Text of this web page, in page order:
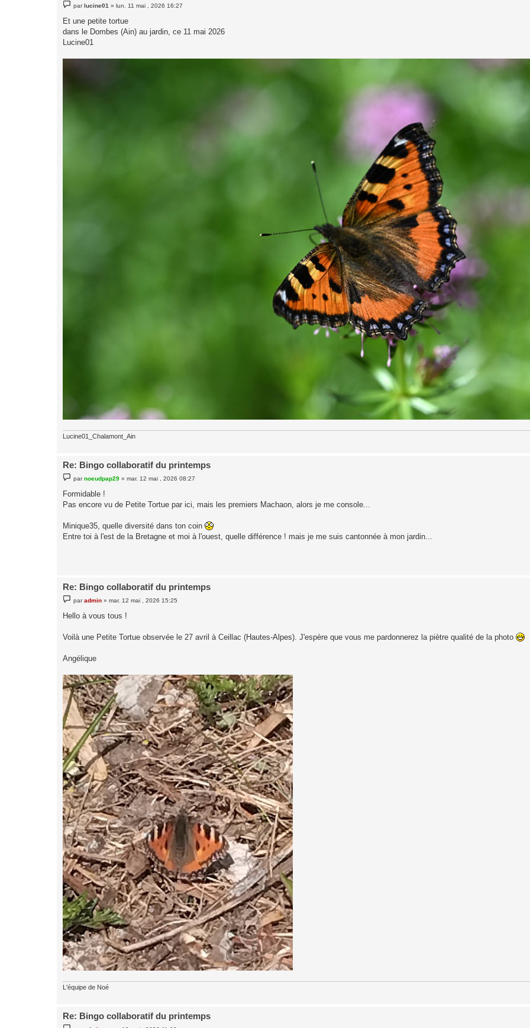
e
s
a
e
parlucine01 »lun. 11 mai , 2026 16:27
Et une petite tortue
dans le Dombes (Ain) au jardin, ce 11 mai 2026
Lucine01
Lucine01_Chalamont_Ain
Re: Bingo collaboratif du printemps
e
s
a
parnoeudpap29 »mar. 12 mai , 2026 08:27
Formidable !
Pas encore vu de Petite Tortue par ici, mais les premiers Machaon, alors je me console...
Minique35, quelle diversité dans ton coin
Entre toi à l'est de la Bretagne et moi à l'ouest, quelle différence ! mais je me suis cantonnée à mon jardin...
Re: Bingo collaboratif du printemps
e
s
s
g
e
paradmin »mar. 12 mai , 2026 15:25
Hello à vous tous !
Voilà une Petite Tortue observée le 27 avril à Ceillac (Hautes-Alpes). J'espère que vous me pardonnerez la piètre qualité de la photo
Angélique
L'équipe de Noé
Re: Bingo collaboratif du printemps